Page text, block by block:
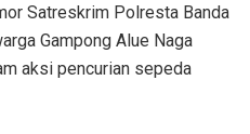
Satreskrim Polresta Banda
Gampong Alue Naga
aksi pencurian sepeda